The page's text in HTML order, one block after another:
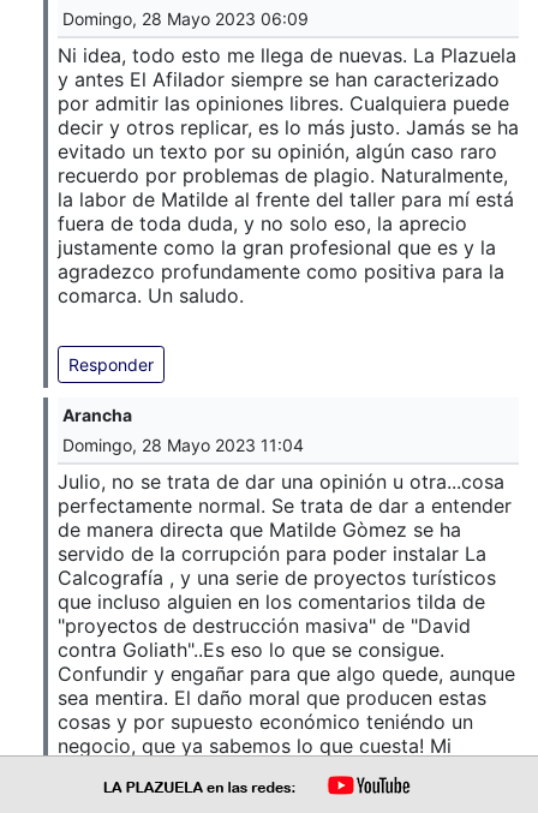
Domingo, 28 Mayo 2023 06:09
Ni idea, todo esto me llega de nuevas. La Plazuela
y antes El Afilador siempre se han caracterizado
por admitir las opiniones libres. Cualquiera puede
decir y otros replicar, es lo más justo. Jamás se ha
evitado un texto por su opinión, algún caso raro
recuerdo por problemas de plagio. Naturalmente,
la labor de Matilde al frente del taller para mí está
fuera de toda duda, y no solo eso, la aprecio
justamente como la gran profesional que es y la
agradezco profundamente como positiva para la
comarca. Un saludo.
Responder
Arancha
Domingo, 28 Mayo 2023 11:04
Julio, no se trata de dar una opinión u otra...cosa
perfectamente normal. Se trata de dar a entender
de manera directa que Matilde Gòmez se ha
servido de la corrupción para poder instalar La
Calcografía , y una serie de proyectos turísticos
que incluso alguien en los comentarios tilda de
"proyectos de destrucción masiva" de "David
contra Goliath"..Es eso lo que se consigue.
Confundir y engañar para que algo quede, aunque
sea mentira. El daño moral que producen estas
cosas y por supuesto económico teniéndo un
negocio, que ya sabemos lo que cuesta! Mi
vecinales son cosa en la que no puedo opinar.